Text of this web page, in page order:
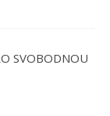
SVOBODNOU